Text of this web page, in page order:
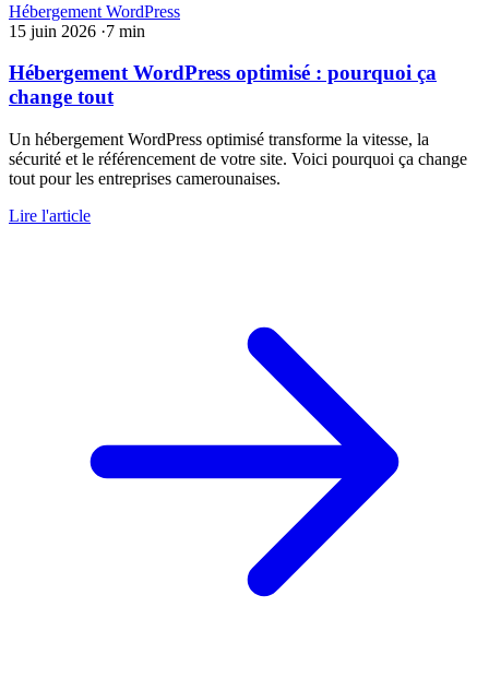
Hébergement WordPress
15 juin 2026 ·7 min
Hébergement WordPress optimisé : pourquoi ça
change tout
Un hébergement WordPress optimisé transforme la vitesse, la
sécurité et le référencement de votre site. Voici pourquoi ça change
tout pour les entreprises camerounaises.
Lire l'article